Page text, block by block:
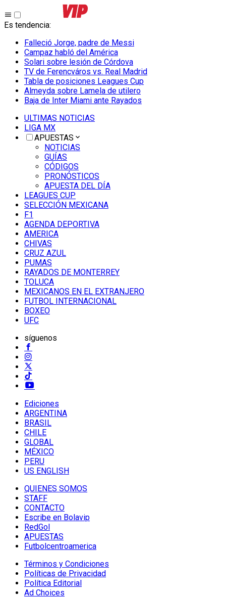
Es tendencia:
Falleció Jorge, padre de Messi
Campaz habló del América
Solari sobre lesión de Córdova
TV de Ferencváros vs. Real Madrid
Tabla de posiciones Leagues Cup
Almeyda sobre Lamela de utilero
Baja de Inter Miami ante Rayados
ULTIMAS NOTICIAS
LIGA MX
APUESTAS
NOTICIAS
GUÍAS
CÓDIGOS
PRONÓSTICOS
APUESTA DEL DÍA
LEAGUES CUP
SELECCIÓN MEXICANA
F1
AGENDA DEPORTIVA
AMERICA
CHIVAS
CRUZ AZUL
PUMAS
RAYADOS DE MONTERREY
TOLUCA
MEXICANOS EN EL EXTRANJERO
FUTBOL INTERNACIONAL
BOXEO
UFC
síguenos
Ediciones
ARGENTINA
BRASIL
CHILE
GLOBAL
MÉXICO
PERU
US ENGLISH
QUIENES SOMOS
STAFF
CONTACTO
Escribe en Bolavip
RedGol
APUESTAS
Futbolcentroamerica
Términos y Condiciones
Políticas de Privacidad
Política Editorial
Ad Choices